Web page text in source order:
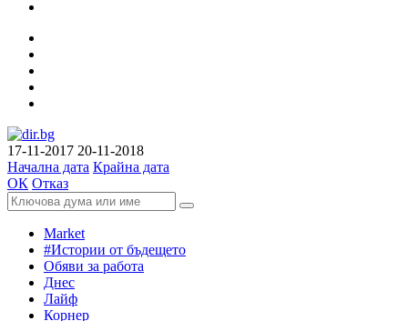
17-11-2017 20-11-2018
Начална дата Крайна дата
ОК Отказ
Market
#Истории от бъдещето
Обяви за работа
Днес
Лайф
Корнер